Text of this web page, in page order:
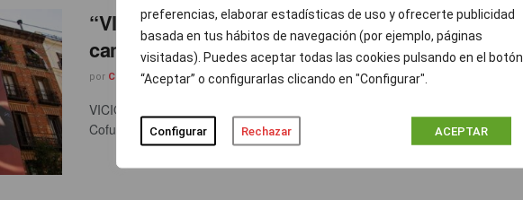
preferencias, elaborar estadísticas de uso y ofrecerte publicidad
basada en tus hábitos de navegación (por ejemplo, páginas
visitadas). Puedes aceptar todas las cookies pulsando en el botón
“Aceptar” o configurarlas clicando en "Configurar".
Configurar Rechazar ACEPTAR
“VICIO, las burguers favoritas de Goico”, una
campaña con guiño… a la competencia
por Carleth Morales SEPTIEMBRE 22, 2022 0
VICIO es una startup de food service especializada en hamburguesas.
Cofundada por Aleix Puig, ganador de la séptima edición de ...